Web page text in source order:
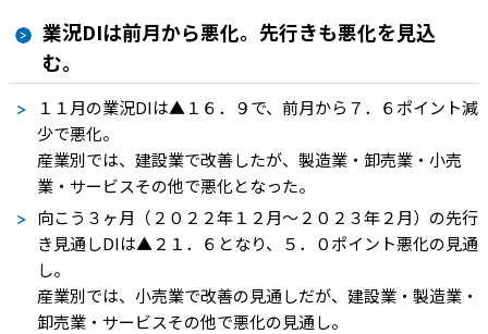
業況DIは前月から悪化。先行きも悪化を見込
む。
１１月の業況DIは▲ １６．９で、前月から７．６ポイント減
少で悪化。
産業別では、建設業で改善したが、製造業・卸売業・小売
業・サービスその他で悪化となった。
向こう３ヶ月（２０２２年１２月～２０２３年２月）の先行
き見通しDIは▲ ２１．６となり、５．０ポイント悪化の見通
し。
産業別では、小売業で改善の見通しだが、建設業・製造業・
卸売業・サービスその他で悪化の見通し。